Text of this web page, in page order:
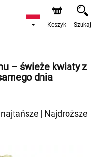
naszego
termin dostawy
urlopu.
Koszyk Szukaj
– świeże kwiaty z
dnia
najtańsze | Najdroższe